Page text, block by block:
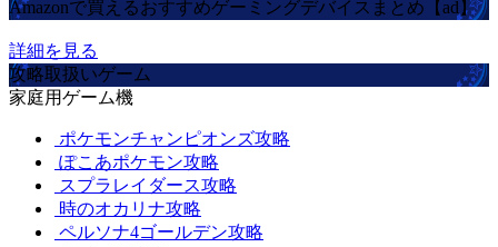
Amazonで買えるおすすめゲーミングデバイスまとめ【ad】
詳細を見る
攻略取扱いゲーム
家庭用ゲーム機
ポケモンチャンピオンズ攻略
ぽこあポケモン攻略
スプラレイダース攻略
時のオカリナ攻略
ペルソナ4ゴールデン攻略